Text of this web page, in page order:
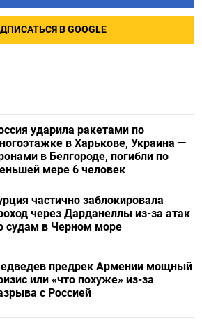
В GOOGLE
ударила ракетами по
в Харькове, Украина —
в Белгороде, погибли по
мере 6 человек
частично заблокировала
через Дарданеллы из-за атак
судам в Черном море
предрек Армении мощный
или «что похуже» из-за
с Россией